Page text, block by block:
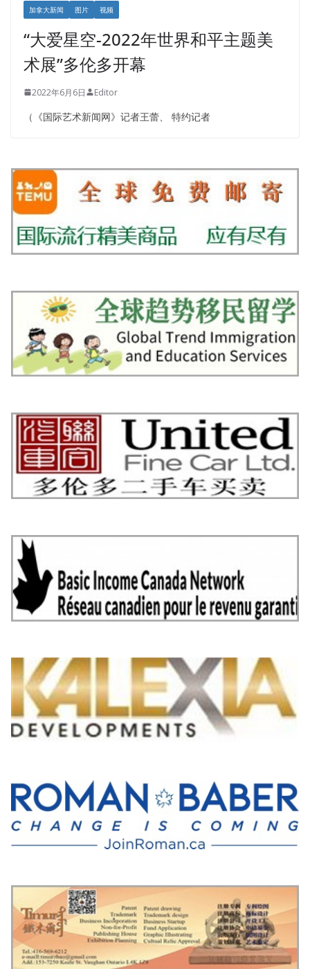
加拿大新闻 图片 视频
“大爱星空-2022年世界和平主题美
术展”多伦多开幕
2022年6月6日 Editor
（《国际艺术新闻网》记者王蕾、 特约记者